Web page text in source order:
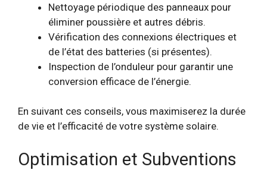
Nettoyage périodique des panneaux pour
éliminer poussière et autres débris.
Vérification des connexions électriques et
de l’état des batteries (si présentes).
Inspection de l’onduleur pour garantir une
conversion efficace de l’énergie.
En suivant ces conseils, vous maximiserez la durée
de vie et l’efficacité de votre système solaire.
Optimisation et Subventions